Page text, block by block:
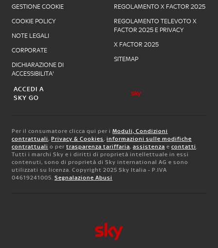
GESTIONE COOKIE
COOKIE POLICY
NOTE LEGALI
CORPORATE
DICHIARAZIONE DI
ACCESSIBILITA'
REGOLAMENTO X FACTOR 2025
REGOLAMENTO TELEVOTO X
FACTOR 2025 E PRIVACY
X FACTOR 2025
SITEMAP
ACCEDI A
SKY GO
Per il consumatore clicca qui per i Moduli, Condizioni
contrattuali, Privacy & Cookies, informazioni sulle modifiche
contrattuali o per trasparenza tariffaria, assistenza e contatti.
Tutti i marchi Sky e i diritti di proprietà intellettuale in essi
contenuti, sono di proprietà di Sky international AG e sono
utilizzati su licenza. Copyright 2025 Sky Italia - P.IVA
04619241005. Segnalazione Abusi